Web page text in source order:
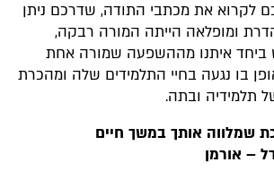
לקרוא את מכתבי התודה, שדרכם ניתן
ומופלאה הייתה המורה רבקה,
ביחד איתנו מההשפעה שמורה אחת
בו נגעה בחיי התלמידים שלה ומהכרת
תלמידיה ובתה.
שמלווה אותך במשך חיים
– אורמן